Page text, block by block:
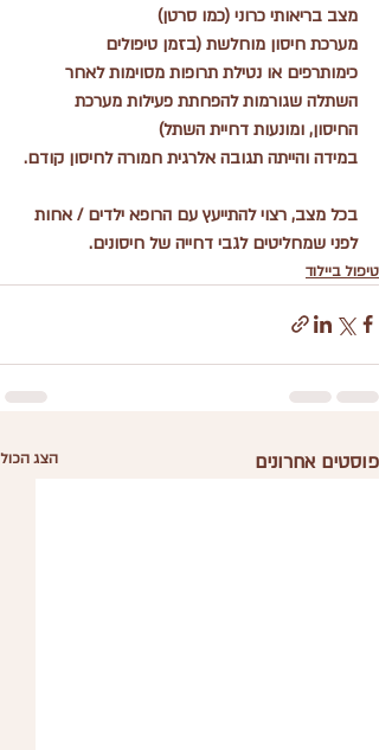
מצב בריאותי כרוני (כמו סרטן)
מערכת חיסון מוחלשת (בזמן טיפולים
כימותרפים או נטילת תרופות מסוימות לאחר
השתלה שגורמות להפחתת פעילות מערכת
החיסון, ומונעות דחיית השתל)
במידה והייתה תגובה אלרגית חמורה לחיסון קודם.
בכל מצב, רצוי להתייעץ עם הרופא ילדים / אחות
לפני שמחליטים לגבי דחייה של חיסונים.
טיפול ביילוד
פוסטים אחרונים הצג הכול